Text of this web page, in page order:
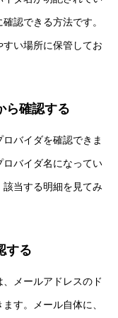
認できる方法です。
い場所に保管してお
ら確認する
バイダを確認できま
バイダ名になってい
当する明細を見てみ
する
メールアドレスのド
す。メール自体に、